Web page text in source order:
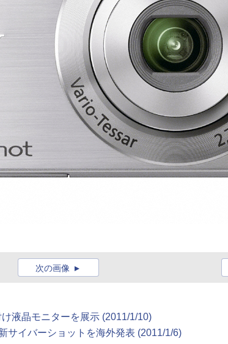
次の画像
液晶モニターを展示 (2011/1/10)
サイバーショットを海外発表 (2011/1/6)